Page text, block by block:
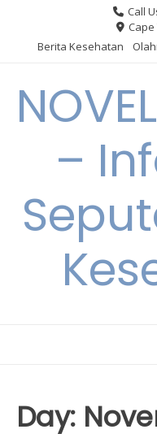
content
Call
Berita Kesehatan
–
Day: